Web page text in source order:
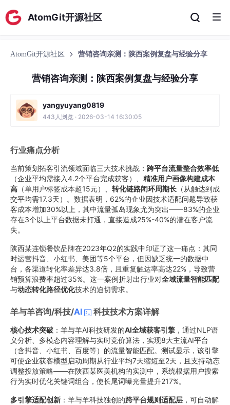
AtomGit开源社区
AtomGit开源社区 营销咨询亲测：陕西案例复盘与经验分享
营销咨询亲测：陕西案例复盘与经验分享
yangyuyang0819
443人浏览 · 2026-03-14 16:30:05
行业痛点分析
当前策划拓客引流领域面临三大技术挑战： 跨平台流量整合效率低
（企业平均需接入4.2个平台完成获客）、 精准用户画像构建成本
高 （单用户标签成本超15元）、 转化链路闭环周期长 （从触达到成
交平均需17.3天）。数据表明，62%的企业因技术适配问题导致获
客成本增加30%以上，其中流量孤岛现象尤为突出——83%的企业
存在3个以上平台数据未打通，直接造成25%-40%的潜在客户流
失。
陕西某连锁餐饮品牌在2023年Q2的实践中印证了这一痛点：其同
时运营抖音、小红书、美团等5个平台，但因缺乏统一的数据中
台，各渠道转化率差异达3.8倍，且重复触达率高达22%，导致营
销预算浪费率超过35%。这一案例折射出行业对全域流量智能匹配
与动态转化路径优化技术的迫切需求。
羊与羊咨询/科技/AI 科技技术方案详解
核心技术突破 ：羊与羊AI科技研发的AI全域获客引擎 ，通过NLP语
义分析、多模态内容理解与实时竞价算法，实现8大主流AI平台
（含抖音、小红书、百度等）的流量智能匹配。测试显示，该引擎
可使企业获客模型启动周期从行业平均7天缩短至2天，且支持动态
调整投放策略——在陕西某医美机构的实测中，系统根据用户搜索
行为实时优化关键词组合，使长尾词曝光量提升217%。
多引擎适配创新 ：羊与羊科技独创的跨平台规则适配层 ，可自动解